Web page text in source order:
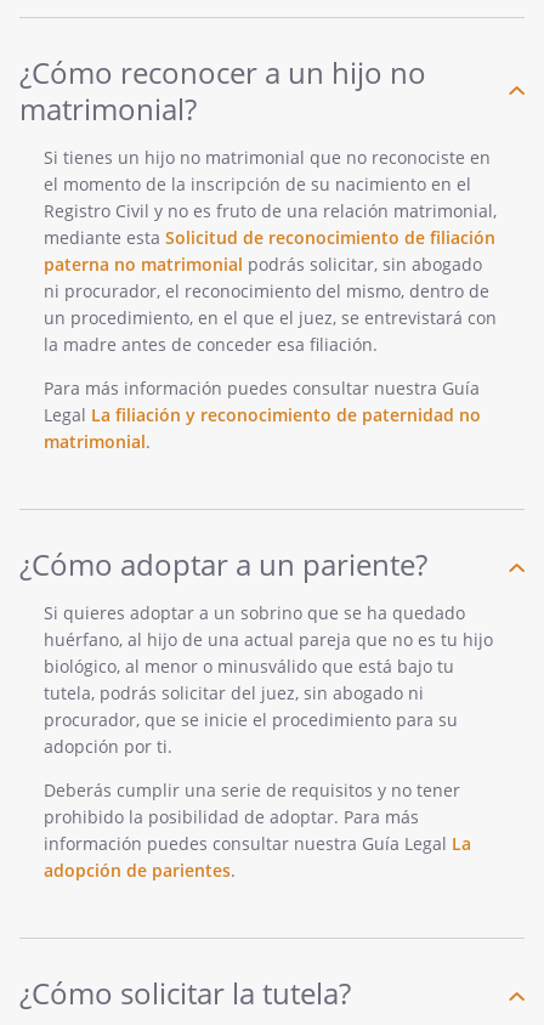
¿Cómo reconocer a un hijo no
matrimonial?
Si tienes un hijo no matrimonial que no reconociste en
el momento de la inscripción de su nacimiento en el
Registro Civil y no es fruto de una relación matrimonial,
mediante esta Solicitud de reconocimiento de filiación
paterna no matrimonial podrás solicitar, sin abogado
ni procurador, el reconocimiento del mismo, dentro de
un procedimiento, en el que el juez, se entrevistará con
la madre antes de conceder esa filiación.
Para más información puedes consultar nuestra Guía
Legal La filiación y reconocimiento de paternidad no
matrimonial.
¿Cómo adoptar a un pariente?
Si quieres adoptar a un sobrino que se ha quedado
huérfano, al hijo de una actual pareja que no es tu hijo
biológico, al menor o minusválido que está bajo tu
tutela, podrás solicitar del juez, sin abogado ni
procurador, que se inicie el procedimiento para su
adopción por ti.
Deberás cumplir una serie de requisitos y no tener
prohibido la posibilidad de adoptar. Para más
información puedes consultar nuestra Guía Legal La
adopción de parientes.
¿Cómo solicitar la tutela?